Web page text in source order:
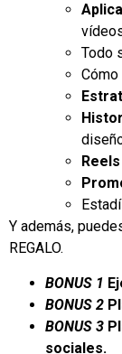
Todo
Reels
Y además,
REGALO.
BONUS 1
BONUS 2
BONUS 3
sociales.